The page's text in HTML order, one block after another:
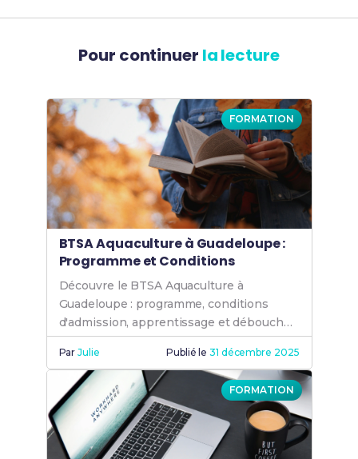
Pour continuer la lecture
FORMATION
BTSA Aquaculture à Guadeloupe :
Programme et Conditions
Découvre le BTSA Aquaculture à
Guadeloupe : programme, conditions
d'admission, apprentissage et débouchés
pour devenir un expert en production
aquacole. Formation complète pour
aquaculteur.
ParJulie Publié le31 décembre 2025
FORMATION